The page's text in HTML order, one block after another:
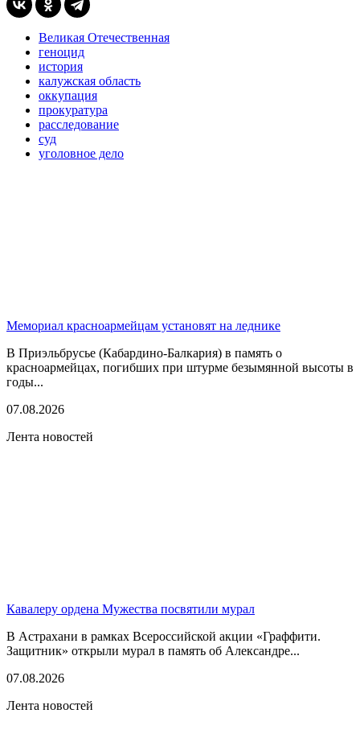
Великая Отечественная
геноцид
история
калужская область
оккупация
прокуратура
расследование
суд
уголовное дело
Мемориал красноармейцам установят на леднике
В Приэльбрусье (Кабардино-Балкария) в память о
красноармейцах, погибших при штурме безымянной высоты в
годы...
07.08.2026
Лента новостей
Кавалеру ордена Мужества посвятили мурал
В Астрахани в рамках Всероссийской акции «Граффити.
Защитник» открыли мурал в память об Александре...
07.08.2026
Лента новостей